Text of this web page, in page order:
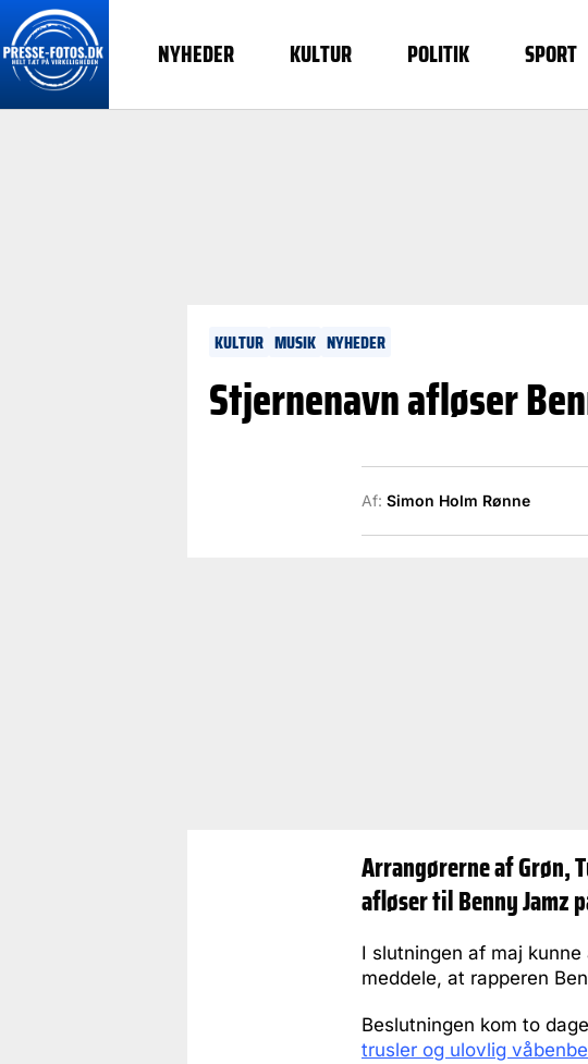
NYHEDER KULTUR POLITIK SPORT
KULTUR MUSIK NYHEDER
Stjernenavn afløser
Af: Simon Holm Rønne
Arrangørerne af Grøn,
afløser til Benny Jamz
I slutningen af maj
meddele, at rapperen
Beslutningen kom to
trusler og ulovlig